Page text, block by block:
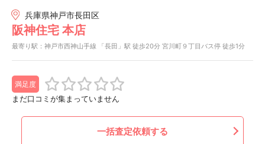
兵庫県神戸市長田区
阪神住宅 本店
最寄り駅：神戸市西神山手線 「長田」駅 徒歩20分 宮川町９丁目バス停 徒歩1分
満足度
まだ口コミが集まっていません
一括査定依頼する